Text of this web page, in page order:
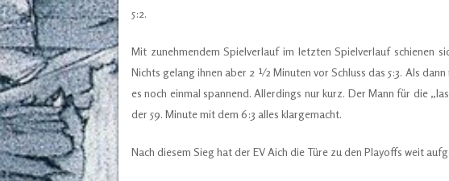
5:2.
Mit zunehmendem Spielverlauf im letzten Spielverlauf schienen
Nichts gelang ihnen aber 2 ½ Minuten vor Schluss das 5:3. Als
es noch einmal spannend. Allerdings nur kurz. Der Mann für die
der 59. Minute mit dem 6:3 alles klargemacht.
Nach diesem Sieg hat der EV Aich die Türe zu den Playoffs weit